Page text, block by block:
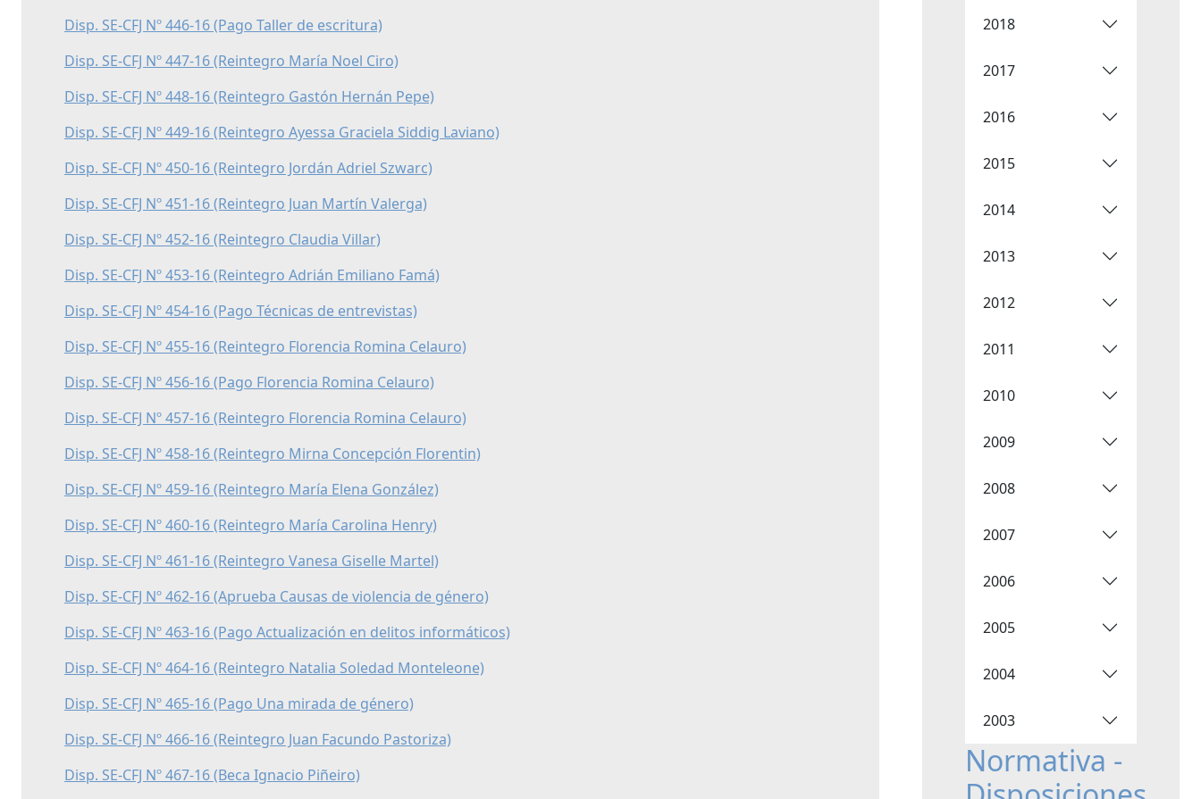
Disp. SE-CFJ Nº 446-16 (Pago Taller de escritura)
Disp. SE-CFJ Nº 447-16 (Reintegro María Noel Ciro)
Disp. SE-CFJ Nº 448-16 (Reintegro Gastón Hernán Pepe)
Disp. SE-CFJ Nº 449-16 (Reintegro Ayessa Graciela Siddig Laviano)
Disp. SE-CFJ Nº 450-16 (Reintegro Jordán Adriel Szwarc)
Disp. SE-CFJ Nº 451-16 (Reintegro Juan Martín Valerga)
Disp. SE-CFJ Nº 452-16 (Reintegro Claudia Villar)
Disp. SE-CFJ Nº 453-16 (Reintegro Adrián Emiliano Famá)
Disp. SE-CFJ Nº 454-16 (Pago Técnicas de entrevistas)
Disp. SE-CFJ Nº 455-16 (Reintegro Florencia Romina Celauro)
Disp. SE-CFJ Nº 456-16 (Pago Florencia Romina Celauro)
Disp. SE-CFJ Nº 457-16 (Reintegro Florencia Romina Celauro)
Disp. SE-CFJ Nº 458-16 (Reintegro Mirna Concepción Florentin)
Disp. SE-CFJ Nº 459-16 (Reintegro María Elena González)
Disp. SE-CFJ Nº 460-16 (Reintegro María Carolina Henry)
Disp. SE-CFJ Nº 461-16 (Reintegro Vanesa Giselle Martel)
Disp. SE-CFJ Nº 462-16 (Aprueba Causas de violencia de género)
Disp. SE-CFJ Nº 463-16 (Pago Actualización en delitos informáticos)
Disp. SE-CFJ Nº 464-16 (Reintegro Natalia Soledad Monteleone)
Disp. SE-CFJ Nº 465-16 (Pago Una mirada de género)
Disp. SE-CFJ Nº 466-16 (Reintegro Juan Facundo Pastoriza)
Disp. SE-CFJ Nº 467-16 (Beca Ignacio Piñeiro)
2018
2017
2016
2015
2014
2013
2012
2011
2010
2009
2008
2007
2006
2005
2004
2003
Normativa -